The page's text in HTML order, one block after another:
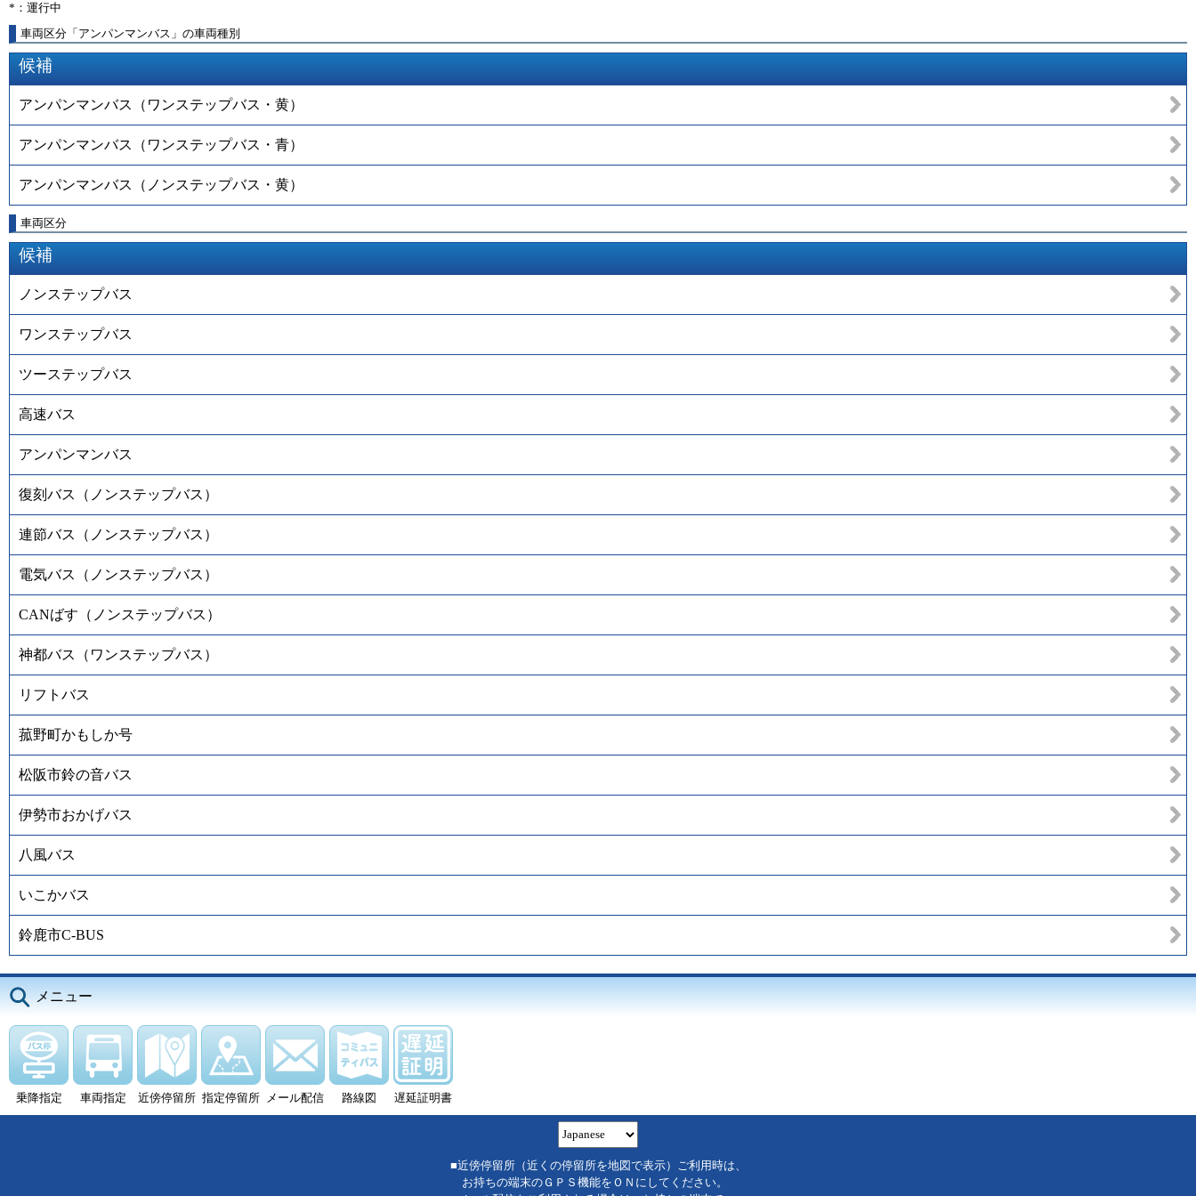
*：運行中
車両区分「アンパンマンバス」の車両種別
候補
アンパンマンバス（ワンステップバス・黄）
アンパンマンバス（ワンステップバス・青）
アンパンマンバス（ノンステップバス・黄）
車両区分
候補
ノンステップバス
ワンステップバス
ツーステップバス
高速バス
アンパンマンバス
復刻バス（ノンステップバス）
連節バス（ノンステップバス）
電気バス（ノンステップバス）
CANばす（ノンステップバス）
神都バス（ワンステップバス）
リフトバス
菰野町かもしか号
松阪市鈴の音バス
伊勢市おかげバス
八風バス
いこかバス
鈴鹿市C-BUS
メニュー
乗降指定 車両指定 近傍停留所 指定停留所 メール配信 路線図 遅延証明書
■近傍停留所（近くの停留所を地図で表示）ご利用時は、
お持ちの端末のＧＰＳ機能をＯＮにしてください。